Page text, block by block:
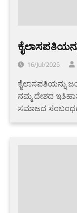
16/Jul/2025
ನಮ್ಮ ದೇಶದ
ಸಮಾಜದ